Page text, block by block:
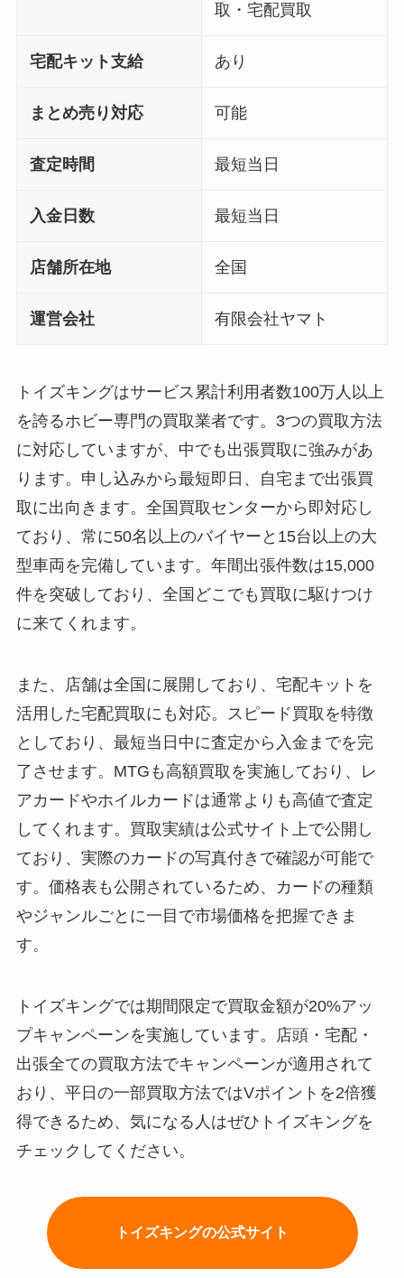
取・宅配買取
宅配キット支給 あり
まとめ売り対応 可能
査定時間 最短当日
入金日数 最短当日
店舗所在地 全国
運営会社 有限会社ヤマト
トイズキングはサービス累計利用者数100万人以上
を誇るホビー専門の買取業者です。3つの買取方法
に対応していますが、中でも出張買取に強みがあ
ります。申し込みから最短即日、自宅まで出張買
取に出向きます。全国買取センターから即対応し
ており、常に50名以上のバイヤーと15台以上の大
型車両を完備しています。年間出張件数は15,000
件を突破しており、全国どこでも買取に駆けつけ
に来てくれます。
また、店舗は全国に展開しており、宅配キットを
活用した宅配買取にも対応。スピード買取を特徴
としており、最短当日中に査定から入金までを完
了させます。MTGも高額買取を実施しており、レ
アカードやホイルカードは通常よりも高値で査定
してくれます。買取実績は公式サイト上で公開し
ており、実際のカードの写真付きで確認が可能で
す。価格表も公開されているため、カードの種類
やジャンルごとに一目で市場価格を把握できま
す。
トイズキングでは期間限定で買取金額が20%アッ
プキャンペーンを実施しています。店頭・宅配・
出張全ての買取方法でキャンペーンが適用されて
おり、平日の一部買取方法ではVポイントを2倍獲
得できるため、気になる人はぜひトイズキングを
チェックしてください。
トイズキングの公式サイト